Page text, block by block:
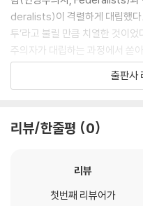
이는 공화주의 미국에서의 ‘나라
한 그들의 견해 차이에서 비롯된
--- p.80
deralists)이 격렬하게 대립했다.
투’라고 불릴 만큼 치열한 것이
주의자가 대립하는 과정에서 쏟
과 관련된 정치적 쟁점이 무엇이
출판사
리뷰/한줄평 0
리뷰
첫번째 리뷰어가